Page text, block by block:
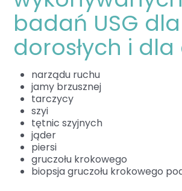
badań USG dla
dorosłych i dla
narządu ruchu
jamy brzusznej
tarczycy
szyi
tętnic szyjnych
jąder
piersi
gruczołu krokowego
biopsja gruczołu krokowego